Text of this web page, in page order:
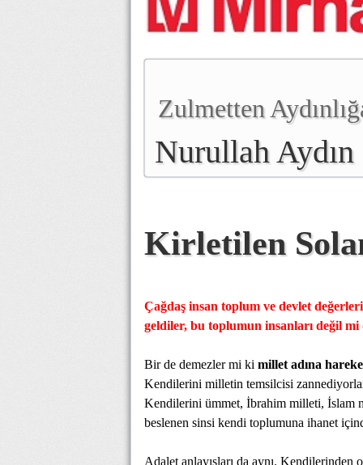
Zulmetten
Nurullah Aydın
Kirletilen
Çağdaş insan toplum ve devlet
geldiler, bu toplumun insanları değil mi
Bir de demezler mi ki millet adına
Kendilerini milletin temsilcisi
Kendilerini ümmet, İbrahim milleti, İslam
beslenen sinsi kendi toplumuna ihanet
Adalet anlayışları da aynı.